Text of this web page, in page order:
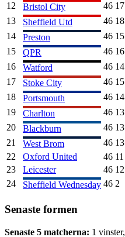
12
Bristol City 46 17
13
Sheffield Utd 46 18
14
Preston 46 15
15
QPR 46 16
16
Watford 46 14
17
Stoke City 46 15
18
Portsmouth 46 14
19
Charlton 46 13
20
Blackburn 46 13
21
West Brom 46 13
22
Oxford United 46 11
23
Leicester 46 12
24
Sheffield Wednesday 46 2
Senaste formen
Senaste 5 matcherna: 1 vinster,